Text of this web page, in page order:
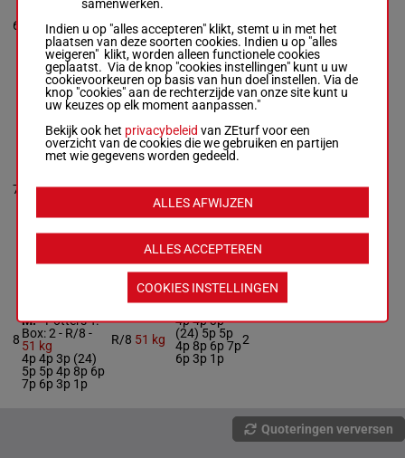
6
J.Jonkhart
57 kg
11p (24) 7p
10p 1p 4p 10p
4p 3p (23) 7p
3p 9p 4p
M/757 kg
10p 4p 3p
(23) 7p 3p
9p 4p
1
7
LET'S FLY
Vogt Mlle S.-
Gernreich Mme
6p 3p 4p 7p 8p
(23) 3p 3p 3p
R/455 kg
7p 8p (23)
3p 3p 3p 3p
7
8
M.-Potters T.
Box: 2 - R/8 -
51 kg
4p 4p 3p (24)
5p 5p 4p 8p 6p
7p 6p 3p 1p
R/8 51 kg
4p 4p 3p
(24) 5p 5p
4p 8p 6p 7p
6p 3p 1p
2
Quoteringen verversen
Indien u op "alles accepteren" klikt, stemt u in met het
plaatsen van deze soorten cookies. Indien u op "alles
weigeren" klikt, worden alleen functionele cookies
geplaatst. Via de knop "cookies instellingen" kunt u uw
cookievoorkeuren op basis van hun doel instellen. Via de
knop "cookies" aan de rechterzijde van onze site kunt u
uw keuzes op elk moment aanpassen."
Bekijk ook het privacybeleid van ZEturf voor een
overzicht van de cookies die we gebruiken en partijen
met wie gegevens worden gedeeld.
ALLES ACCEPTEREN
ALLES AFWIJZEN
COOKIES INSTELLINGEN